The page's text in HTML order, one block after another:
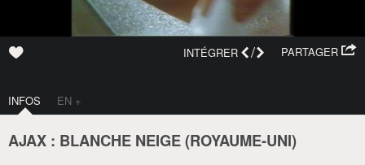
PARTAGER
INTÉGRER /
INFOS EN +
AJAX : BLANCHE NEIGE (ROYAUME-UNI)